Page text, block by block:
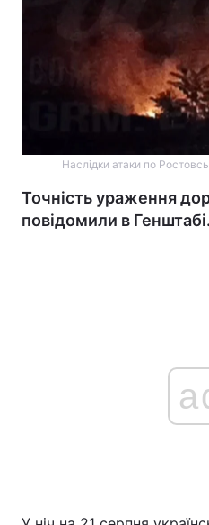
Наслідки атаки по
Точність ураження
повідомили в Генштабі.